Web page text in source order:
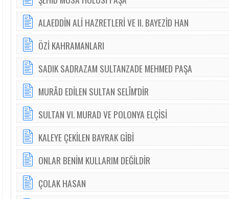
ALAEDDİN ALİ HAZRETLERİ VE II. BAYEZİD HAN
ÖZİ KAHRAMANLARI
SADIK SADRAZAM SULTANZADE MEHMED PAŞA
MURÂD EDİLEN SULTAN SELÎM'DİR
SULTAN VI. MURAD VE POLONYA ELÇİSİ
KALEYE ÇEKİLEN BAYRAK GİBİ
ONLAR BENİM KULLARIM DEĞİLDİR
ÇOLAK HASAN